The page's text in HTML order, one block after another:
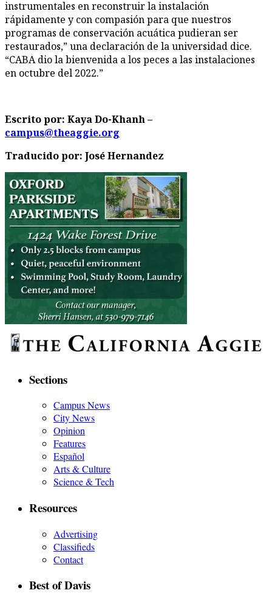
instrumentales en reconstruir la instalación
rápidamente y con compasión para que nuestros
programas de conservación acuática pudieran ser
restaurados,” una declaración de la universidad dice.
“CABA dio la bienvenida a los peces a las instalaciones
en octubre del 2022.”
Escrito por: Kaya Do-Khanh –
campus@theaggie.org
Traducido por: José Hernandez
Sections
Campus News
City News
Opinion
Features
Español
Arts & Culture
Science & Tech
Resources
Advertising
Classifieds
Contact
Best of Davis